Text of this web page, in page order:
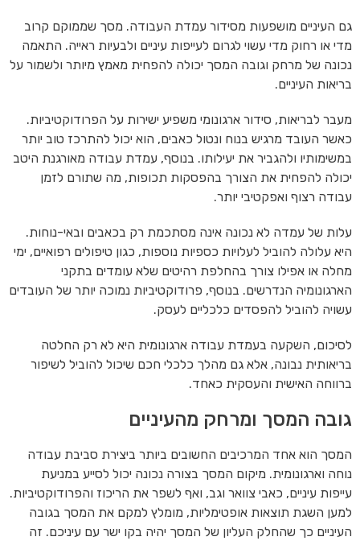
גם העיניים מושפעות מסידור עמדת העבודה. מסך שממוקם קרוב
מדי או רחוק מדי עשוי לגרום לעייפות עיניים ולבעיות ראייה. התאמה
נכונה של מרחק וגובה המסך יכולה להפחית מאמץ מיותר ולשמור על
בריאות העיניים.
מעבר לבריאות, סידור ארגונומי משפיע ישירות על הפרודוקטיביות.
כאשר העובד מרגיש בנוח ונטול כאבים, הוא יכול להתרכז טוב יותר
במשימותיו ולהגביר את יעילותו. בנוסף, עמדת עבודה מאורגנת היטב
יכולה להפחית את הצורך בהפסקות תכופות, מה שתורם לזמן
עבודה רצוף ואפקטיבי יותר.
עלות של עמדה לא נכונה אינה מסתכמת רק בכאבים ובאי-נוחות.
היא עלולה להוביל לעלויות כספיות נוספות, כגון טיפולים רפואיים, ימי
מחלה או אפילו צורך בהחלפת רהיטים שלא עומדים בתקני
הארגונומיה הנדרשים. בנוסף, פרודוקטיביות נמוכה יותר של העובדים
עשויה להוביל להפסדים כלכליים לעסק.
לסיכום, השקעה בעמדת עבודה ארגונומית היא לא רק החלטה
בריאותית נבונה, אלא גם מהלך כלכלי חכם שיכול להוביל לשיפור
ברווחה האישית והעסקית כאחד.
גובה המסך ומרחק מהעיניים
המסך הוא אחד המרכיבים החשובים ביותר ביצירת סביבת עבודה
נוחה וארגונומית. מיקום המסך בצורה נכונה יכול לסייע במניעת
עייפות עיניים, כאבי צוואר וגב, ואף לשפר את הריכוז והפרודוקטיביות.
למען השגת תוצאות אופטימליות, מומלץ למקם את המסך בגובה
העיניים כך שהחלק העליון של המסך יהיה בקו ישר עם עיניכם. זה